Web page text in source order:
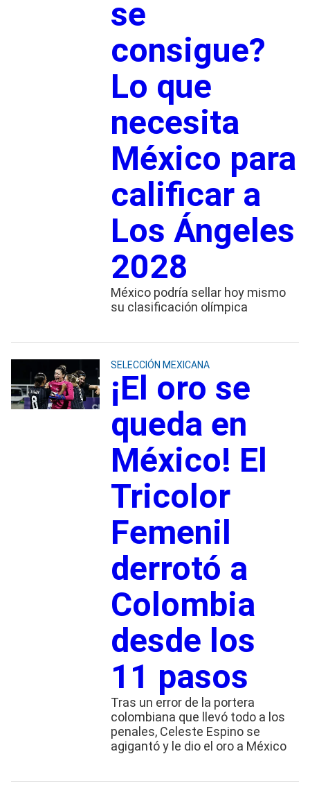
se
consigue?
Lo que
necesita
México para
calificar a
Los Ángeles
2028
México podría sellar hoy mismo
su clasificación olímpica
SELECCIÓN MEXICANA
¡El oro se
queda en
México! El
Tricolor
Femenil
derrotó a
Colombia
desde los
11 pasos
Tras un error de la portera
colombiana que llevó todo a los
penales, Celeste Espino se
agigantó y le dio el oro a México